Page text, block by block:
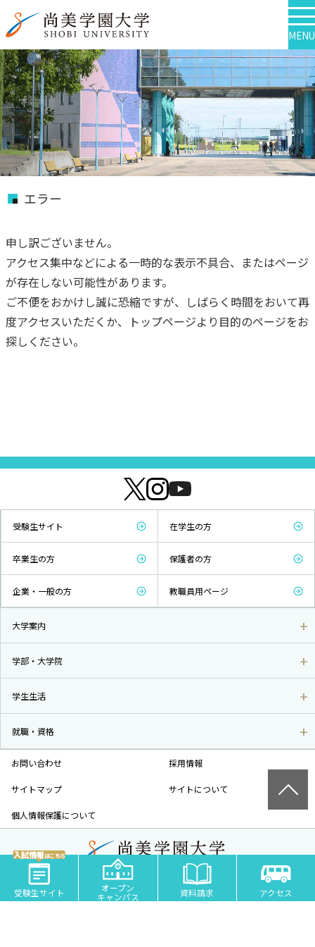
MENU
入試情報はこちら
受験生サイト オープン
キャンパス 資料請求 アクセス
エラー
申し訳ございません。
アクセス集中などによる一時的な表示不具合、またはページ
が存在しない可能性があります。
ご不便をおかけし誠に恐縮ですが、しばらく時間をおいて再
度アクセスいただくか、トップページより目的のページをお
探しください。
受験生サイト 在学生の方
卒業生の方 保護者の方
企業・一般の方 教職員用ページ
大学案内
学部・大学院
学生生活
就職・資格
お問い合わせ 採用情報
サイトマップ サイトについて
個人情報保護について
尚美学園大学 - 芸術・スポーツ・社会科学の私立大学 | 埼玉県川越市
COPYRIGHT© SHOBI UNIVERSITY JAPAN ALL RIGHTS RESERVED.